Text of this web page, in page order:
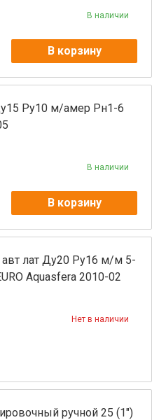
В наличии
В корзину
Ру10 м/амер Рн1-6
В наличии
В корзину
авт лат Ду20 Ру16 м/м 5-
Aquasfera 2010-02
Нет в наличии
ручной 25 (1")